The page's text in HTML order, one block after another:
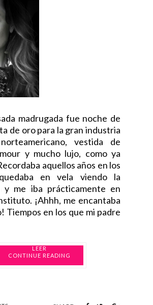
madrugada fue noche de
de oro para la gran industria
vestida de
y mucho lujo, como ya
aquellos años en los
en vela viendo la
y me iba prácticamente en
¡Ahhh, me encantaba
Tiempos en los que mi padre
CONTINUE READING